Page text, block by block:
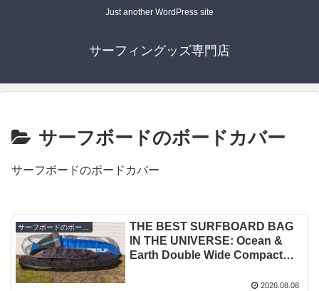
Just another WordPress site
サーフィングッズ専門店
サーフボードのボードカバー
サーフボードのボードカバー
THE BEST SURFBOARD BAG
IN THE UNIVERSE: Ocean &
Earth Double Wide Compact
2026.08.08